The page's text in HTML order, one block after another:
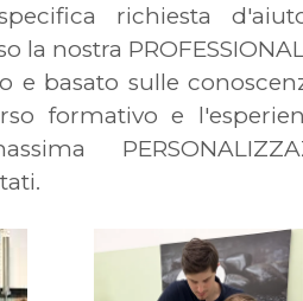
richiesta
la nostra
e basato sulle
formativo e